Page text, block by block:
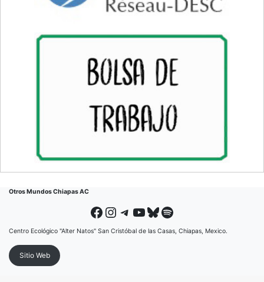
Otros Mundos Chiapas AC
Facebook Instagram Telegram YouTube Bluesky Spotify
Centro Ecológico "Alter Natos" San Cristóbal de las Casas, Chiapas, Mexico.
Sitio Web